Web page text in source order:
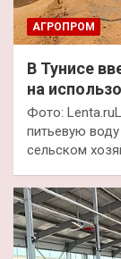
АГРОПРОМ
В Тунисе
на
Фото:
питьевую
сельском